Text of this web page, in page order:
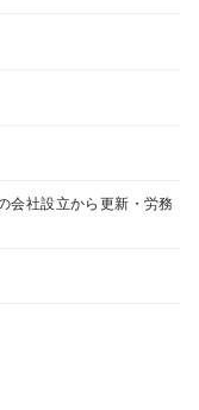
会社設立から更新・労務